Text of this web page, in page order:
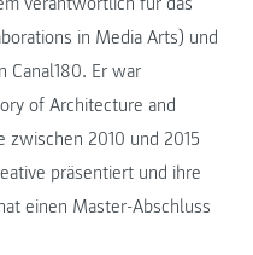
in Media Arts) und
Canal180. Er war
of Architecture and
zwischen 2010 und 2015
präsentiert und ihre
einen Master-Abschluss